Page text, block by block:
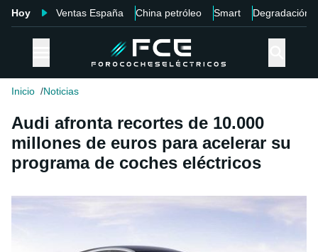
Hoy Ventas España China petróleo Smart Degradación
Inicio Noticias
Audi afronta recortes de 10.000
millones de euros para acelerar su
programa de coches eléctricos